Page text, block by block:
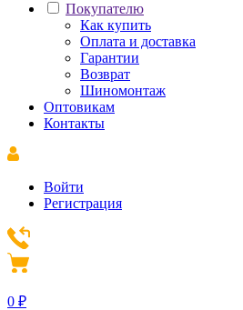
Покупателю
Как купить
Оплата и доставка
Гарантии
Возврат
Шиномонтаж
Оптовикам
Контакты
Войти
Регистрация
0 ₽